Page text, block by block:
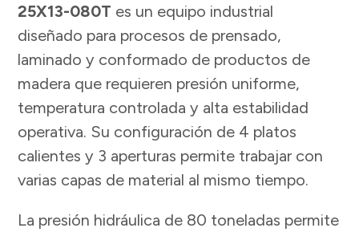
25X13-080T es un equipo industrial
diseñado para procesos de prensado,
laminado y conformado de productos de
madera que requieren presión uniforme,
temperatura controlada y alta estabilidad
operativa. Su configuración de 4 platos
calientes y 3 aperturas permite trabajar con
varias capas de material al mismo tiempo.
La presión hidráulica de 80 toneladas permite